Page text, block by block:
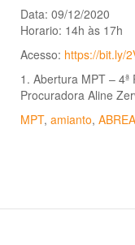
Data: 09/12/2020
Horario: 14h às 17h
Acesso: https://bit.ly/
1. Abertura MPT – 4ª
Procuradora Aline
MPT, amianto, ABREA